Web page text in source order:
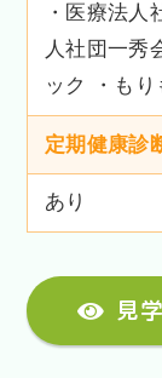
・医療法
人社団一秀
ック ・も
定期健康診
あり
見